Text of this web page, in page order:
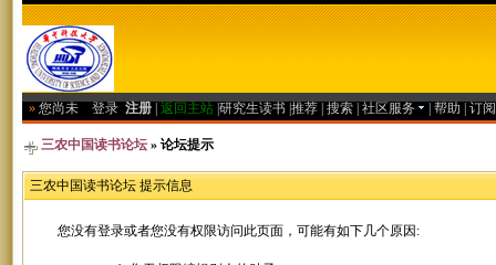
» 您尚未 登录 注册 返回主站 研究生读书 推荐 搜索 社区服务 帮助 订
三农中国读书论坛 » 论坛提示
三农中国读书论坛 提示信息
您没有登录或者您没有权限访问此页面，可能有如下几个原因: